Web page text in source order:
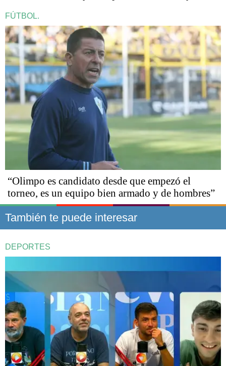
FÚTBOL.
“Olimpo es candidato desde que empezó el
torneo, es un equipo bien armado y de hombres”
También te puede interesar
DEPORTES